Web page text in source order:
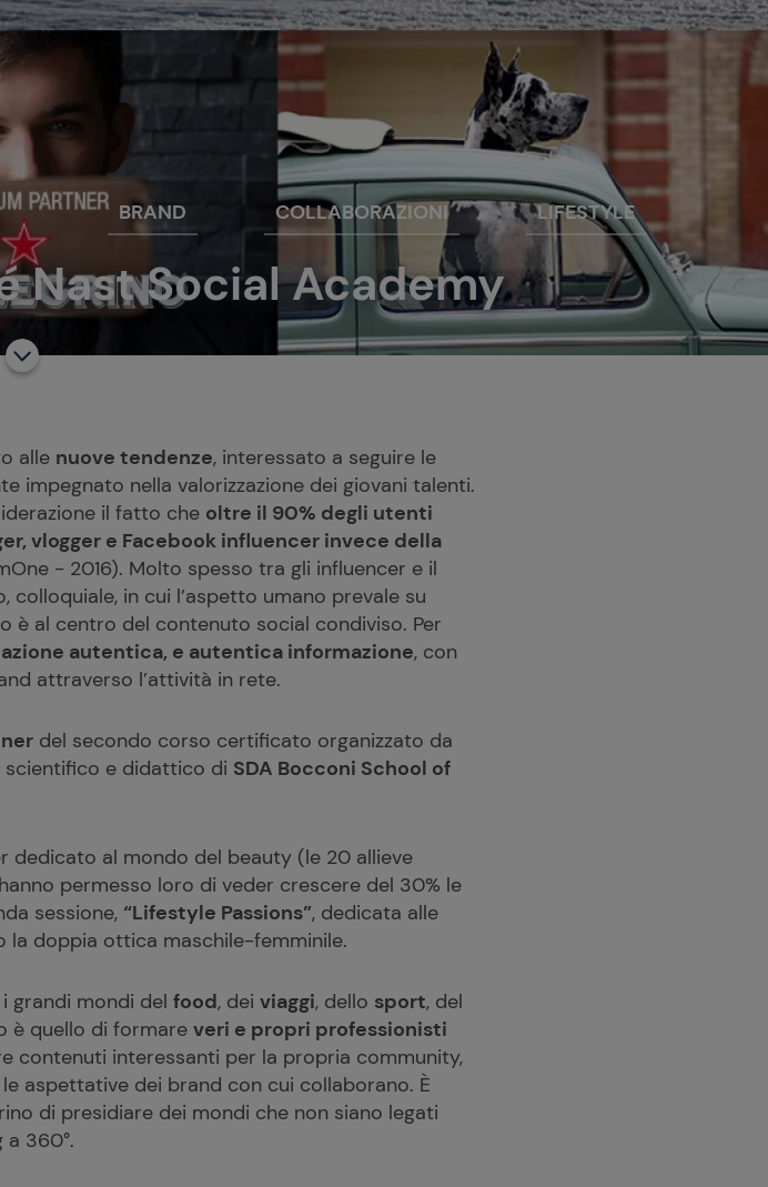
BRAND COLLABORAZIONI LIFESTYLE
Nast Social Academy
alle nuove tendenze, interessato a seguire le
impegnato nella valorizzazione dei giovani talenti.
il fatto che oltre il 90% degli utenti
vlogger e Facebook influencer invece della
- 2016). Molto spesso tra gli influencer e il
in cui l’aspetto umano prevale su
è al centro del contenuto social condiviso. Per
autentica, e autentica informazione, con
attraverso l’attività in rete.
del secondo corso certificato organizzato da
e didattico di SDA Bocconi School of
dedicato al mondo del beauty (le 20 allieve
permesso loro di veder crescere del 30% le
sessione, “Lifestyle Passions”, dedicata alle
doppia ottica maschile-femminile.
grandi mondi del food, dei viaggi, dello sport, del
è quello di formare veri e propri professionisti
contenuti interessanti per la propria community,
aspettative dei brand con cui collaborano. È
di presidiare dei mondi che non siano legati
360°.